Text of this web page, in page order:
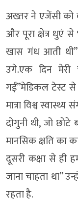
अख्तर ने एजेंसी को
और पूरा क्षेत्र धुएं
खास गंध आती
उगे.एक दिन मेरी
गईं”मेडिकल टेस्ट
मात्रा विश्व
दोगुनी थी, जो छोटे
मानसिक क्षति का
दूसरी कक्षा से ही
जाना चाहता था”
रहता है.